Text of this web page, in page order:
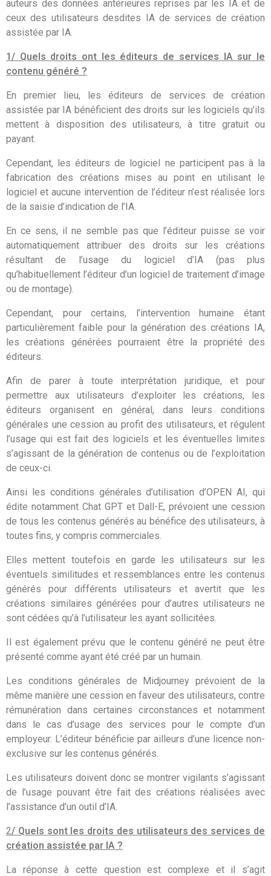
auteurs des données antérieures reprises par les IA et de
ceux des utilisateurs desdites IA de services de création
assistée par IA.
1/ Quels droits ont les éditeurs de services IA sur le
contenu généré ?
En premier lieu, les éditeurs de services de création
assistée par IA bénéficient des droits sur les logiciels qu’ils
mettent à disposition des utilisateurs, à titre gratuit ou
payant.
Cependant, les éditeurs de logiciel ne participent pas à la
fabrication des créations mises au point en utilisant le
logiciel et aucune intervention de l’éditeur n’est réalisée lors
de la saisie d’indication de l’IA.
En ce sens, il ne semble pas que l’éditeur puisse se voir
automatiquement attribuer des droits sur les créations
résultant de l’usage du logiciel d’IA (pas plus
qu’habituellement l’éditeur d’un logiciel de traitement d’image
ou de montage).
Cependant, pour certains, l’intervention humaine étant
particulièrement faible pour la génération des créations IA,
les créations générées pourraient être la propriété des
éditeurs.
Afin de parer à toute interprétation juridique, et pour
permettre aux utilisateurs d’exploiter les créations, les
éditeurs organisent en général, dans leurs conditions
générales une cession au profit des utilisateurs, et régulent
l’usage qui est fait des logiciels et les éventuelles limites
s’agissant de la génération de contenus ou de l’exploitation
de ceux-ci.
Ainsi les conditions générales d’utilisation d’OPEN AI, qui
édite notamment Chat GPT et Dall-E, prévoient une cession
de tous les contenus générés au bénéfice des utilisateurs, à
toutes fins, y compris commerciales.
Elles mettent toutefois en garde les utilisateurs sur les
éventuels similitudes et ressemblances entre les contenus
générés pour différents utilisateurs et avertit que les
créations similaires générées pour d’autres utilisateurs ne
sont cédées qu’à l’utilisateur les ayant sollicitées.
Il est également prévu que le contenu généré ne peut être
présenté comme ayant été créé par un humain.
Les conditions générales de Midjourney prévoient de la
même manière une cession en faveur des utilisateurs, contre
rémunération dans certaines circonstances et notamment
dans le cas d’usage des services pour le compte d’un
employeur. L’éditeur bénéficie par ailleurs d’une licence non-
exclusive sur les contenus générés.
Les utilisateurs doivent donc se montrer vigilants s’agissant
de l’usage pouvant être fait des créations réalisées avec
l’assistance d’un outil d’IA.
2/ Quels sont les droits des utilisateurs des services de
création assistée par IA ?
La réponse à cette question est complexe et il s’agit